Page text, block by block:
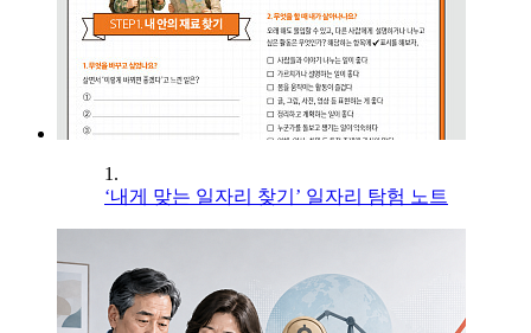
1.
‘내게 맞는 일자리 찾기’ 일자리 탐험 노트